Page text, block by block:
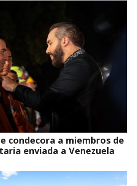
condecora a miembros de
enviada a Venezuela